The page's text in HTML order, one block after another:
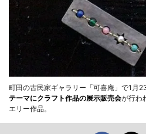
町田の古民家ギャラリー「可喜庵」で1月23
テーマにクラフト作品の展示販売会が行わ
エリー作品。